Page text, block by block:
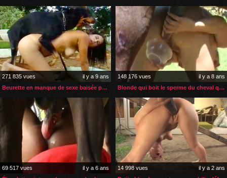
271 835 vues
il y a 9 ans
Beurette en manque de sexe baisée par son chien
148 176 vues
il y a 8 ans
Blonde qui boit le sperme du cheval qui l’a enculée
69 517 vues
il y a 6 ans
14 998 vues
il y a 2 ans